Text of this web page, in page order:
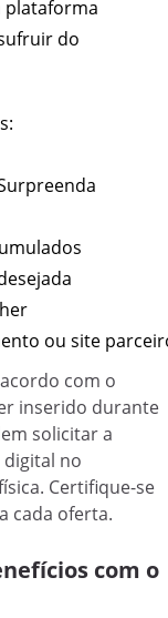
plataforma
do
com o
inserido durante
solicitar a
no
Certifique-se
cada oferta.
com o